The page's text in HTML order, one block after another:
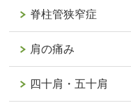
脊柱管狭窄症
肩の痛み
四十肩・五十肩